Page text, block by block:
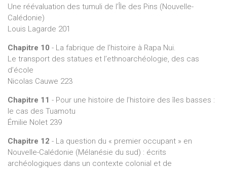
Une réévaluation des tumuli de l’Île des Pins (Nouvelle-
Calédonie)
Louis Lagarde 201
Chapitre 10 - La fabrique de l’histoire à Rapa Nui.
Le transport des statues et l’ethnoarchéologie, des cas
d’école
Nicolas Cauwe 223
Chapitre 11 - Pour une histoire de l’histoire des îles basses :
le cas des Tuamotu
Émilie Nolet 239
Chapitre 12 - La question du « premier occupant » en
Nouvelle-Calédonie (Mélanésie du sud) : écrits
archéologiques dans un contexte colonial et de